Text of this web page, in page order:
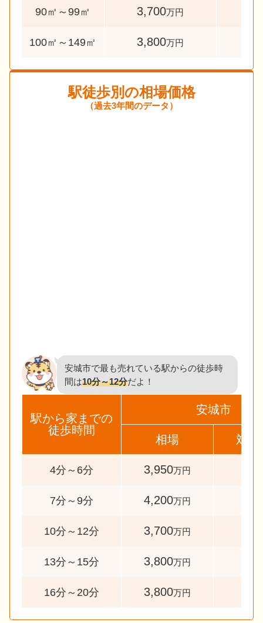
90㎡～99㎡ 3,700万円
100㎡～149㎡ 3,800万円
駅徒歩別の相場価格
（過去3年間のデータ）
安城市で最も売れている駅からの徒歩時
間は10分～12分だよ！
駅から家までの
徒歩時間
安城市
相場 対象
4分～6分 3,950万円
7分～9分 4,200万円
10分～12分 3,700万円
13分～15分 3,800万円
16分～20分 3,800万円